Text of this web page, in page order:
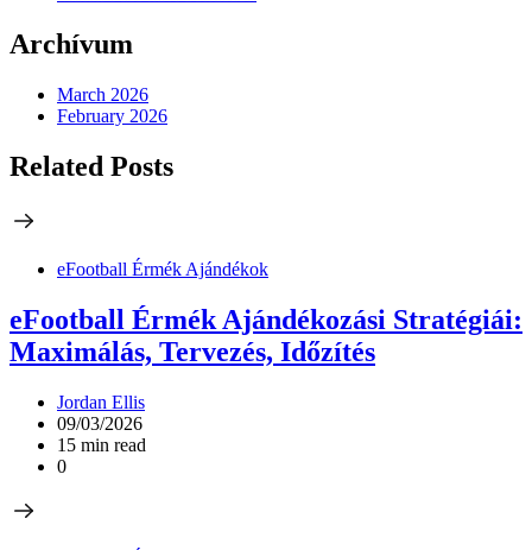
Archívum
March 2026
February 2026
Related Posts
eFootball Érmék Ajándékok
eFootball Érmék Ajándékozási Stratégiái:
Maximálás, Tervezés, Időzítés
Jordan Ellis
09/03/2026
15 min read
0